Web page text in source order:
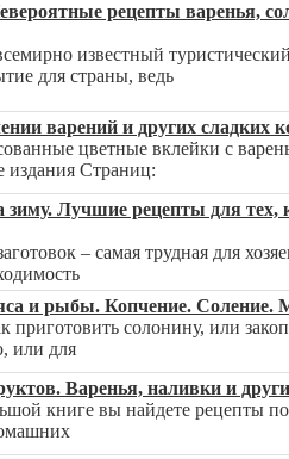
рецепты варенья,
известный
для страны, ведь
варений и других сладких
цветные вклейки с
издания Страниц:
зиму. Лучшие рецепты для
– самая трудная для
и рыбы. Копчение. Соление.
приготовить солонину, или
или для
Варенья, наливки и
книге вы найдете рецепты